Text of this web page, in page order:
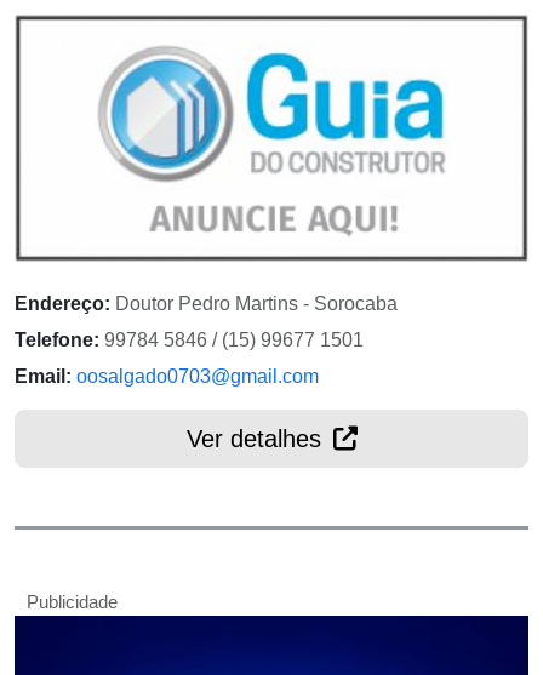
Endereço: Doutor Pedro Martins - Sorocaba
Telefone: 99784 5846 / (15) 99677 1501
Email: oosalgado0703@gmail.com
Ver detalhes
Publicidade